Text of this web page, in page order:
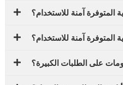
المتوفرة آمنة للاستخدام؟
المتوفرة آمنة للاستخدام؟
على الطلبات الكبيرة؟